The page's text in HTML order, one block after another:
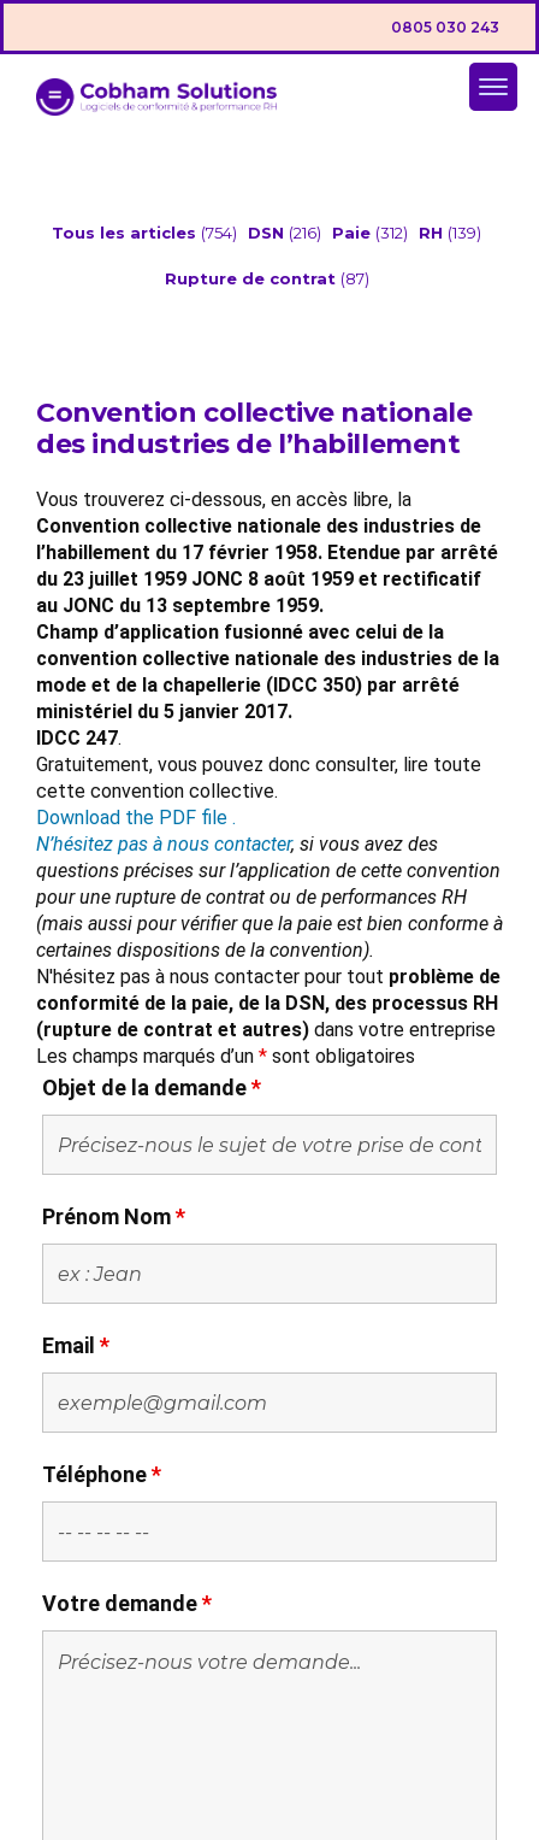
0805 030 243
Tous les articles (754) DSN (216) Paie (312) RH (139)
Rupture de contrat (87)
Convention collective nationale
des industries de l’habillement
Vous trouverez ci-dessous, en accès libre, la
Convention collective nationale des industries de
l’habillement du 17 février 1958. Etendue par arrêté
du 23 juillet 1959 JONC 8 août 1959 et rectificatif
au JONC du 13 septembre 1959.
Champ d’application fusionné avec celui de la
convention collective nationale des industries de la
mode et de la chapellerie (IDCC 350) par arrêté
ministériel du 5 janvier 2017.
IDCC 247.
Gratuitement, vous pouvez donc consulter, lire toute
cette convention collective.
Download the PDF file .
N’hésitez pas à nous contacter, si vous avez des
questions précises sur l’application de cette convention
pour une rupture de contrat ou de performances RH
(mais aussi pour vérifier que la paie est bien conforme à
certaines dispositions de la convention).
N'hésitez pas à nous contacter pour tout problème de
conformité de la paie, de la DSN, des processus RH
(rupture de contrat et autres) dans votre entreprise
Les champs marqués d’un * sont obligatoires
Objet de la demande*
Prénom Nom*
Email *
Téléphone*
Votre demande*